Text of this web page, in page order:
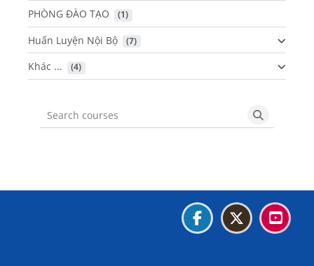
PHÒNG ĐÀO TẠO (1)
Huấn Luyện Nội Bộ (7)
Khác ... (4)
Search courses Search